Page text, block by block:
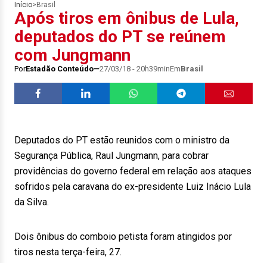
Início> Brasil
Após tiros em ônibus de Lula,
deputados do PT se reúnem
com Jungmann
PorEstadão Conteúdo 27/03/18 - 20h39minEmBrasil
Deputados do PT estão reunidos com o ministro da
Segurança Pública, Raul Jungmann, para cobrar
providências do governo federal em relação aos ataques
sofridos pela caravana do ex-presidente Luiz Inácio Lula
da Silva.
Dois ônibus do comboio petista foram atingidos por
tiros nesta terça-feira, 27.